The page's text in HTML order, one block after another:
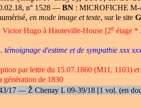
n° 1528 — BN: MICROFICHE M-
en mode image et texte, sur le site
Victor Hugo à Hauteville-House [2eétage *
témoignage d'estime et de sympathie xxx
par lettre du 15.07.1860 (M11, 1103)
génération de 1830
17 — Ž Chenay L 09-39/18 [1 vol. (en